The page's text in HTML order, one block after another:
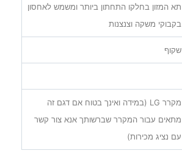
תא המזון בחלקו התחתון ביותר ומשמש לאחסון
בקבוקי משקה וצנצנות
שקוף
מקרר LG (במידה ואינך בטוח אם דגם זה
מתאים עבור המקרר שברשותך אנא צור קשר
עם נציג מכירות)